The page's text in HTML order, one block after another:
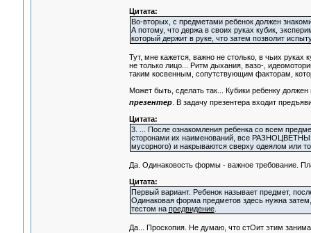
Цитата:
Во-вторых, с предметами ребенок должен
А потому, что держа в своих руках кубик,
который держит в руке, что затем позволит
Тут, мне кажется, важно не столько, в чьих руках
не только лицо... Ритм дыхания, вазо-,
таким косвенным, сопутствующим факторам,
Может быть, сделать так... Кубики ребенку
презентер. В задачу презентера входит
Цитата:
3. ... После ознакомления ребенка со всем
сторонами их наименований, все
мусорного) и накрываются сверху одеялом или
Да. Одинаковость формы - важное требование.
Цитата:
Первый вариант. Ребенок называет предмет,
Одинаковая форма предметов здесь нужна
тестом на предвидение.
Да... Проскопия. Не думаю, что стОит этим